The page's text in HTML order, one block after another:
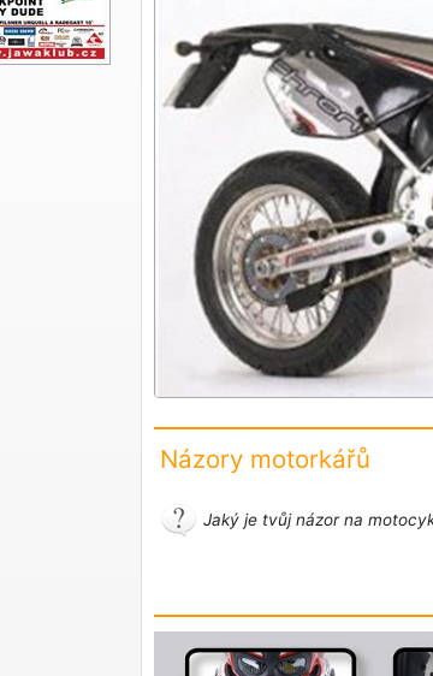
Názory motorkářů
Jaký je tvůj názor na